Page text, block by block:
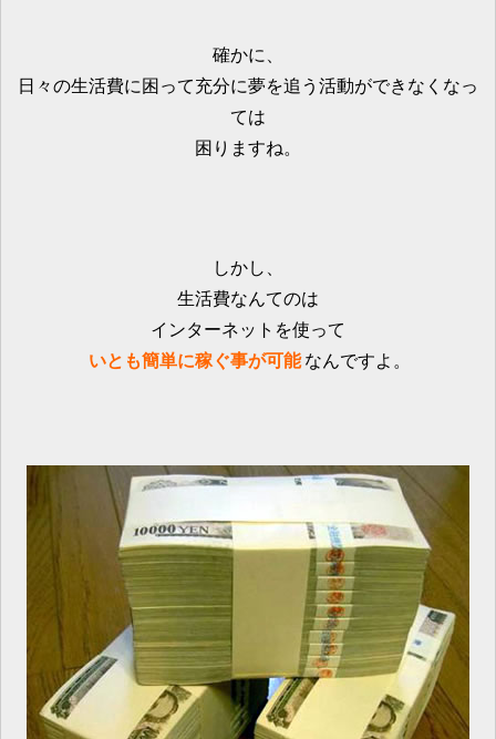
確かに、
日々の生活費に困って充分に夢を追う活動ができなくなっ
ては
困りますね。
しかし、
生活費なんてのは
インターネットを使って
いとも簡単に稼ぐ事が可能 なんですよ。